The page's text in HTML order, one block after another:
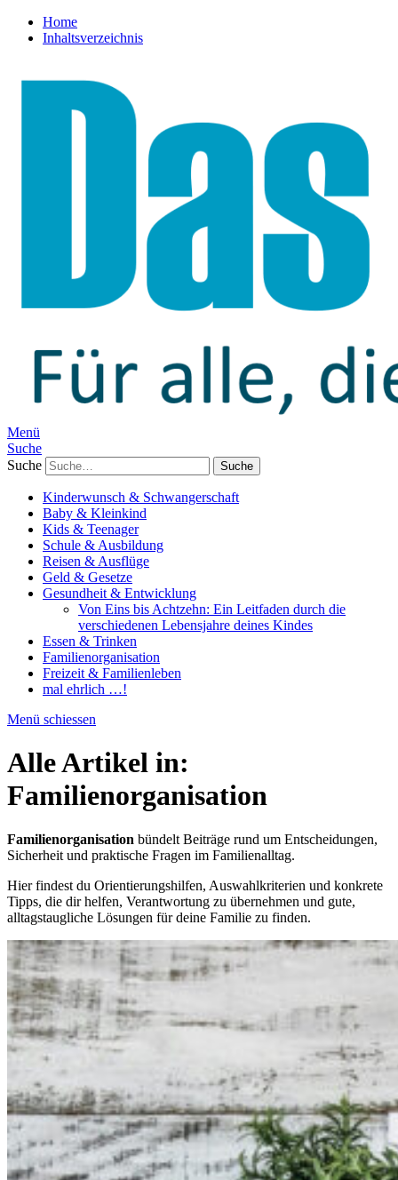
Home
Inhaltsverzeichnis
Menü
Suche
Suche
Kinderwunsch & Schwangerschaft
Baby & Kleinkind
Kids & Teenager
Schule & Ausbildung
Reisen & Ausflüge
Geld & Gesetze
Gesundheit & Entwicklung
Von Eins bis Achtzehn: Ein Leitfaden durch die
verschiedenen Lebensjahre deines Kindes
Essen & Trinken
Familienorganisation
Freizeit & Familienleben
mal ehrlich …!
Menü schiessen
Alle Artikel in:
Familienorganisation
Familienorganisation bündelt Beiträge rund um Entscheidungen,
Sicherheit und praktische Fragen im Familienalltag.
Hier findest du Orientierungshilfen, Auswahlkriterien und konkrete
Tipps, die dir helfen, Verantwortung zu übernehmen und gute,
alltagstaugliche Lösungen für deine Familie zu finden.